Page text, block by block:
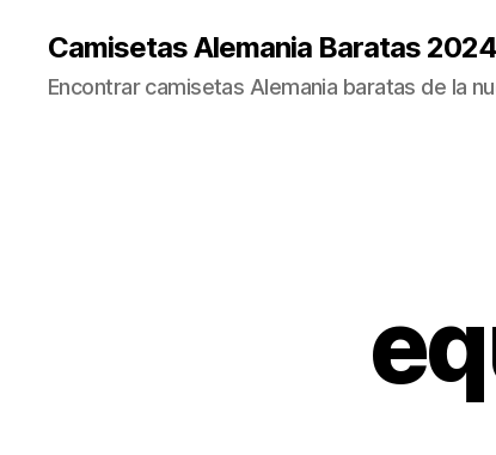
Camisetas Alemania Baratas
Encontrar camisetas Alemania baratas de la